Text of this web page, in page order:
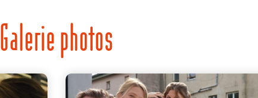
Galerie photos